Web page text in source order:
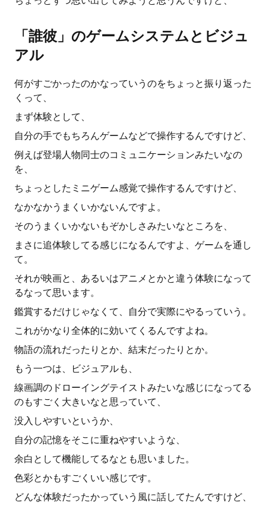
「誰彼」のゲームシステムとビジュ
アル
何がすごかったのかなっていうのをちょっと振り返った
くって、
まず体験として、
自分の手でもちろんゲームなどで操作するんですけど、
例えば登場人物同士のコミュニケーションみたいなの
を、
ちょっとしたミニゲーム感覚で操作するんですけど、
なかなかうまくいかないんですよ。
そのうまくいかないもぞかしさみたいなところを、
まさに追体験してる感じになるんですよ、ゲームを通し
て。
それが映画と、あるいはアニメとかと違う体験になって
るなって思います。
鑑賞するだけじゃなくて、自分で実際にやるっていう。
これがかなり全体的に効いてくるんですよね。
物語の流れだったりとか、結末だったりとか。
もう一つは、ビジュアルも、
線画調のドローイングテイストみたいな感じになってる
のもすごく大きいなと思っていて、
没入しやすいというか、
自分の記憶をそこに重ねやすいような、
余白として機能してるなとも思いました。
色彩とかもすごくいい感じです。
どんな体験だったかっていう風に話してたんですけど、